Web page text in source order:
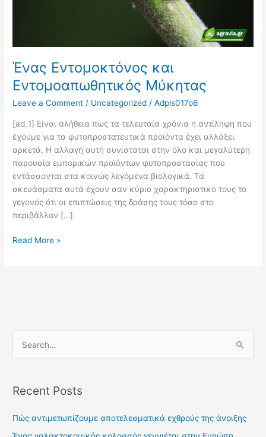
Ένας Εντομοκτόνος και
Εντομοαπωθητικός Μύκητας
Leave a Comment / Uncategorized /Adpis017o6
[ad_1] Είναι αλήθεια πως τα τελευταία χρόνια η αντίληψη που
έχουμε για τα φυτοπροστατευτικά προϊόντα έχει αλλάξει
αρκετά. Η αλλαγή αυτή συνίσταται στην όλο και μεγαλύτερη
παρουσία εμπορικών προϊόντων φυτοπροστασίας που
εντάσσονται στα κοινώς λεγόμενα βιολογικά. Τα
σκευάσματα αυτά έχουν σαν κύριο χαρακτηριστικό τους το
γεγονός ότι οι επιπτώσεις της δράσης τους τόσο στο
περιβάλλον […]
Read More »
rRecent Posts
Πώς αντιμετωπίζουμε αποτελεσματικά εχθρούς της άνοιξης